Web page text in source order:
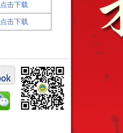
点击下载
点击下载